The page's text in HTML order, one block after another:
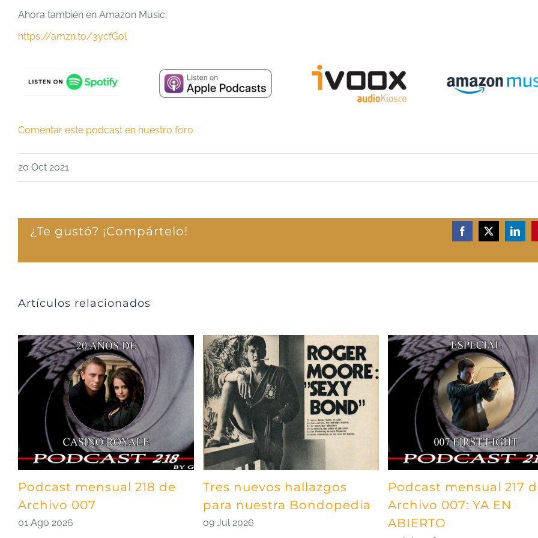
Ahora también en Amazon Music:
https://amzn.to/3ycfGol
Comentar este podcast en nuestro foro
20 Oct 2021
¿Te gustó? ¡Compártelo! Facebook
X
Artículos relacionados
Podcast mensual 218 de
Archivo 007
01 Ago 2026
Tres nuevos hallazgos
para nuestra Bondopedia
09 Jul 2026
Podcast mensual 217
Archivo 007: YA EN
ABIERTO